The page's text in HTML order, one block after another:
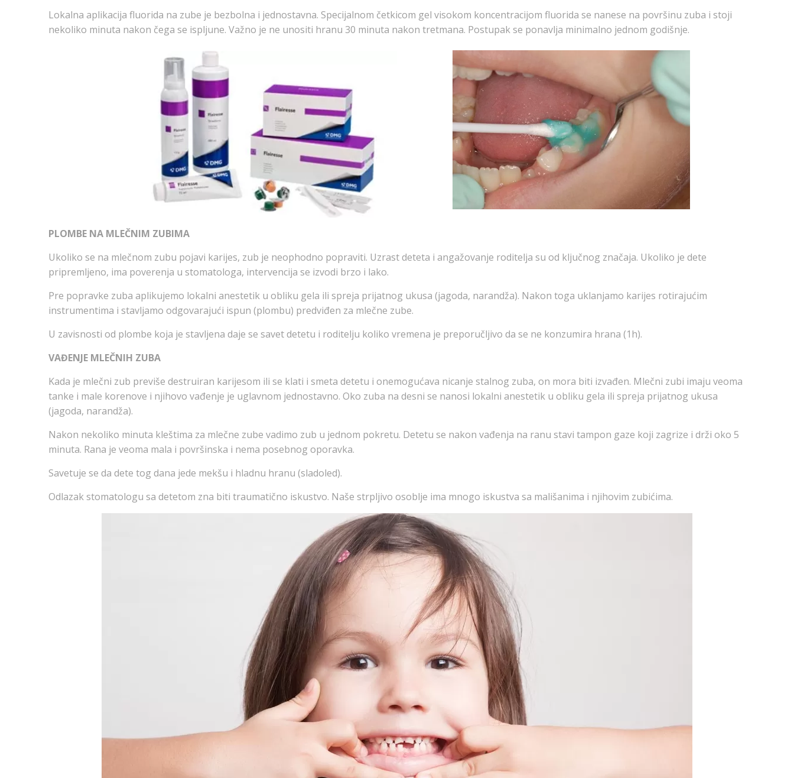
Lokalna aplikacija fluorida na zube je bezbolna i jednostavna. Specijalnom četkicom gel visokom koncentracijom fluorida se nanese na površinu zuba i stoji
nekoliko minuta nakon čega se ispljune. Važno je ne unositi hranu 30 minuta nakon tretmana. Postupak se ponavlja minimalno jednom godišnje.
PLOMBE NA MLEČNIM ZUBIMA
Ukoliko se na mlečnom zubu pojavi karijes, zub je neophodno popraviti. Uzrast deteta i angažovanje roditelja su od ključnog značaja. Ukoliko je dete
pripremljeno, ima poverenja u stomatologa, intervencija se izvodi brzo i lako.
Pre popravke zuba aplikujemo lokalni anestetik u obliku gela ili spreja prijatnog ukusa (jagoda, narandža). Nakon toga uklanjamo karijes rotirajućim
instrumentima i stavljamo odgovarajući ispun (plombu) predviđen za mlečne zube.
U zavisnosti od plombe koja je stavljena daje se savet detetu i roditelju koliko vremena je preporučljivo da se ne konzumira hrana (1h).
VAĐENJE MLEČNIH ZUBA
Kada je mlečni zub previše destruiran karijesom ili se klati i smeta detetu i onemogućava nicanje stalnog zuba, on mora biti izvađen. Mlečni zubi imaju veoma
tanke i male korenove i njihovo vađenje je uglavnom jednostavno. Oko zuba na desni se nanosi lokalni anestetik u obliku gela ili spreja prijatnog ukusa
(jagoda, narandža).
Nakon nekoliko minuta kleštima za mlečne zube vadimo zub u jednom pokretu. Detetu se nakon vađenja na ranu stavi tampon gaze koji zagrize i drži oko 5
minuta. Rana je veoma mala i površinska i nema posebnog oporavka.
Savetuje se da dete tog dana jede mekšu i hladnu hranu (sladoled).
Odlazak stomatologu sa detetom zna biti traumatično iskustvo. Naše strpljivo osoblje ima mnogo iskustva sa mališanima i njihovim zubićima.